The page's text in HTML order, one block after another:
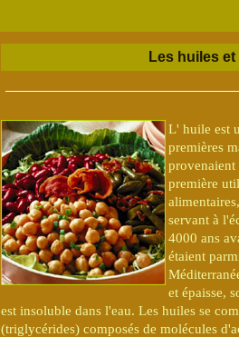
Les huiles
L' huile est
premières
provenaient
première
servant à
4000 ans
étaient
et épaisse,
est insoluble dans l'eau. Les huiles se
(triglycérides) composés de molécules